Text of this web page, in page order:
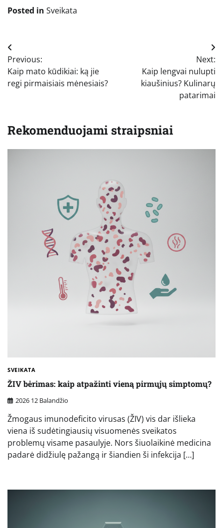
Posted in Sveikata
Navigacija
tarp
įrašų
Previous:
Kaip mato kūdikiai: ką jie
regi pirmaisiais mėnesiais?
Next:
Kaip lengvai nulupti
kiaušinius? Kulinarų
patarimai
Rekomenduojami straipsniai
SVEIKATA
ŽIV bėrimas: kaip atpažinti vieną pirmųjų simptomų?
2026 12 Balandžio
Žmogaus imunodeficito virusas (ŽIV) vis dar išlieka
viena iš sudėtingiausių visuomenės sveikatos
problemų visame pasaulyje. Nors šiuolaikinė medicina
padarė didžiulę pažangą ir šiandien ši infekcija […]